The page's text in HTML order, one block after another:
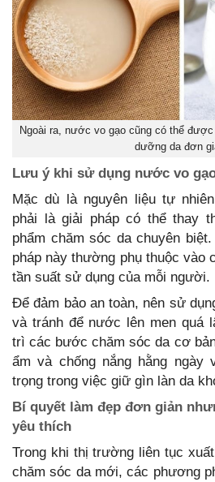
Ngoài ra, nước vo gạo cũng có thể
dưỡng da đơn
Lưu ý khi sử dụng nước vo
Mặc dù là nguyên liệu tự
phải là giải pháp có thể thay
phẩm chăm sóc da chuyên
pháp này thường phụ thuộc vào
tần suất sử dụng của mỗi người.
Để đảm bảo an toàn, nên sử
và tránh để nước lên men quá
trì các bước chăm sóc da cơ
ẩm và chống nắng hằng ngày
trọng trong việc giữ gìn làn da
Bí quyết làm đẹp đơn giản
yêu thích
Trong khi thị trường liên tục
chăm sóc da mới, các phương